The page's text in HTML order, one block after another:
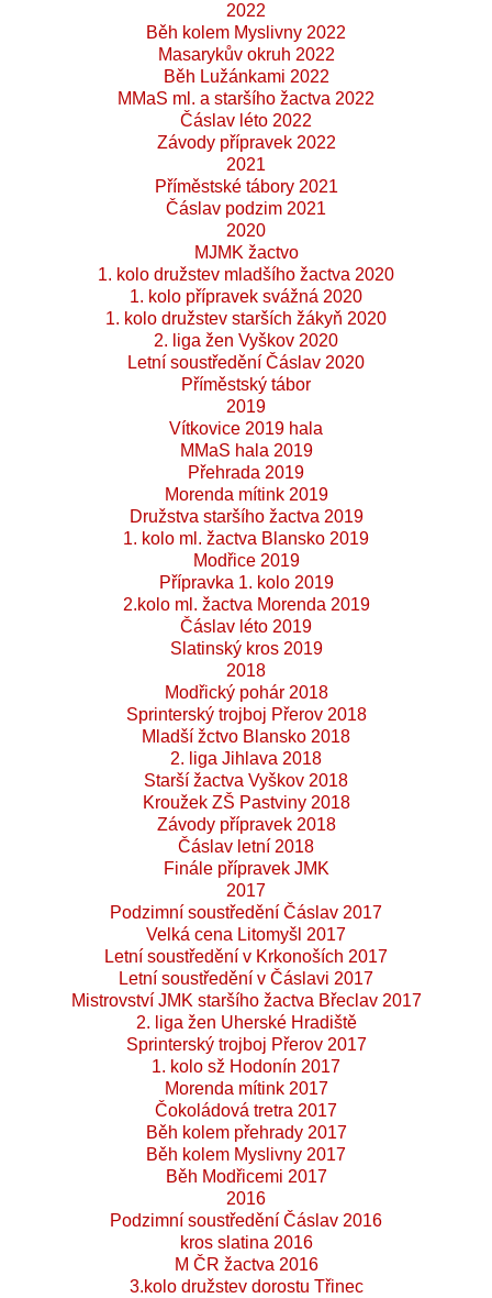
2022
Běh kolem Myslivny 2022
Masarykův okruh 2022
Běh Lužánkami 2022
MMaS ml. a staršího žactva 2022
Čáslav léto 2022
Závody přípravek 2022
2021
Příměstské tábory 2021
Čáslav podzim 2021
2020
MJMK žactvo
1. kolo družstev mladšího žactva 2020
1. kolo přípravek svážná 2020
1. kolo družstev starších žákyň 2020
2. liga žen Vyškov 2020
Letní soustředění Čáslav 2020
Příměstský tábor
2019
Vítkovice 2019 hala
MMaS hala 2019
Přehrada 2019
Morenda mítink 2019
Družstva staršího žactva 2019
1. kolo ml. žactva Blansko 2019
Modřice 2019
Přípravka 1. kolo 2019
2.kolo ml. žactva Morenda 2019
Čáslav léto 2019
Slatinský kros 2019
2018
Modřický pohár 2018
Sprinterský trojboj Přerov 2018
Mladší žctvo Blansko 2018
2. liga Jihlava 2018
Starší žactva Vyškov 2018
Kroužek ZŠ Pastviny 2018
Závody přípravek 2018
Čáslav letní 2018
Finále přípravek JMK
2017
Podzimní soustředění Čáslav 2017
Velká cena Litomyšl 2017
Letní soustředění v Krkonoších 2017
Letní soustředění v Čáslavi 2017
Mistrovství JMK staršího žactva Břeclav 2017
2. liga žen Uherské Hradiště
Sprinterský trojboj Přerov 2017
1. kolo sž Hodonín 2017
Morenda mítink 2017
Čokoládová tretra 2017
Běh kolem přehrady 2017
Běh kolem Myslivny 2017
Běh Modřicemi 2017
2016
Podzimní soustředění Čáslav 2016
kros slatina 2016
M ČR žactva 2016
3.kolo družstev dorostu Třinec